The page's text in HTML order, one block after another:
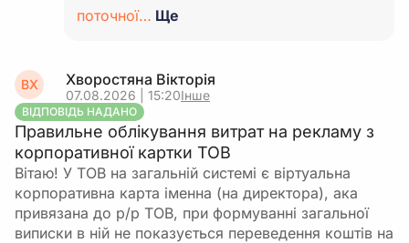
поточної… Ще
ВХ Хворостяна Вікторія
07.08.2026 | 15:20Інше
ВІДПОВІДЬ НАДАНО
Правильне облікування витрат на рекламу з
корпоративної картки ТОВ
Вітаю! У ТОВ на загальній системі є віртуальна
корпоративна карта іменна (на директора), ака
привязана до р/р ТОВ, при формуванні загальної
виписки в ній не показується переведення коштів на